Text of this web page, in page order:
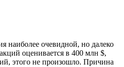
наиболее очевидной, но далеко
оценивается в 400 млн $,
этого не произошло. Причина